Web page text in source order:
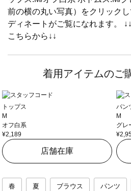
前の横の丸い写真）をクリック
ディネートがご覧になれます。
こちらから↓↓
着用アイテムのご
トップス
M
オフ白系
¥2,189
店舗在庫
パン
M
グレ
春 夏 ブラウス パンツ